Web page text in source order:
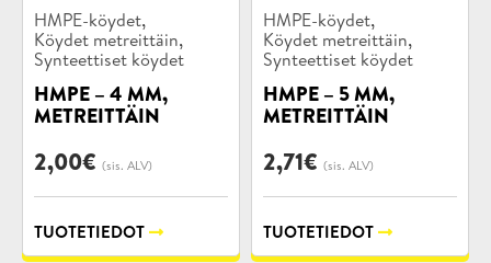
Tuotekategoriat:
HMPE-köydet,
Köydet metreittäin,
Synteettiset köydet
HMPE – 4 MM,
METREITTÄIN
2,00€ (sis. ALV)
TUOTETIEDOT
Tuotekategoriat:
HMPE-köydet,
Köydet metreittäin,
Synteettiset köydet
HMPE – 5 MM,
METREITTÄIN
2,71€ (sis. ALV)
TUOTETIEDOT